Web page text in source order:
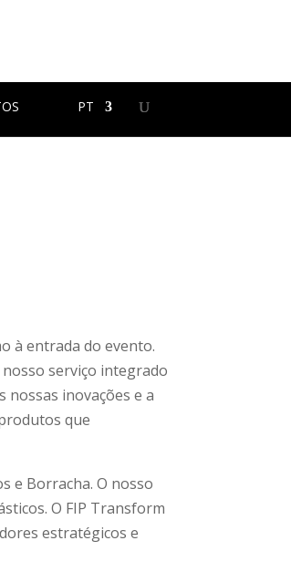
PT
à entrada do evento.
serviço integrado
inovações e a
que
e Borracha. O nosso
O FIP Transform
estratégicos e